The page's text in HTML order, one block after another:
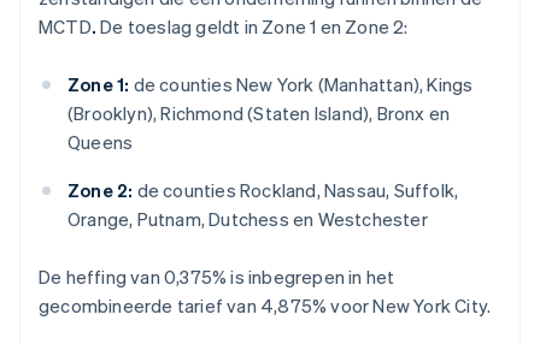
MCTD. De toeslag geldt in Zone 1 en Zone 2:
Zone 1: de counties New York (Manhattan), Kings
(Brooklyn), Richmond (Staten Island), Bronx en
Queens
Zone 2: de counties Rockland, Nassau, Suffolk,
Orange, Putnam, Dutchess en Westchester
De heffing van 0,375% is inbegrepen in het
gecombineerde tarief van 4,875% voor New York City.